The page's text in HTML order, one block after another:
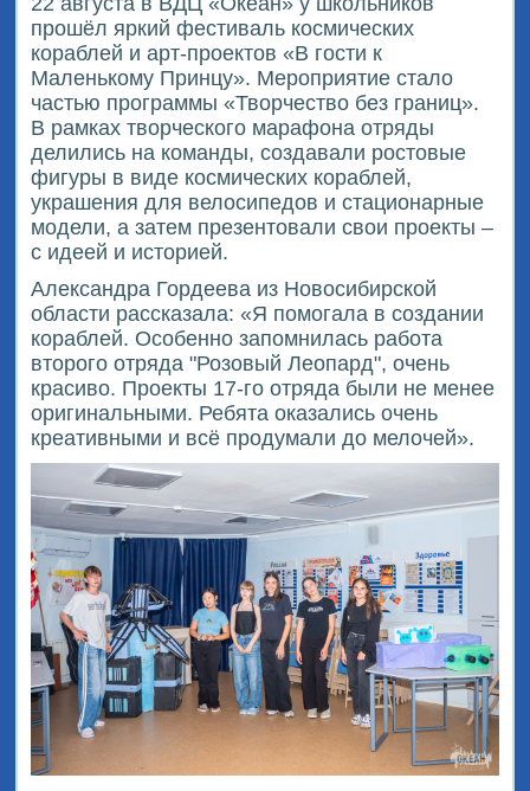
прошёл яркий фестиваль космических
кораблей и арт-проектов «В гости к
Маленькому Принцу». Мероприятие стало
частью программы «Творчество без границ».
В рамках творческого марафона отряды
делились на команды, создавали ростовые
фигуры в виде космических кораблей,
украшения для велосипедов и стационарные
модели, а затем презентовали свои проекты –
с идеей и историей.
Александра Гордеева из Новосибирской
области рассказала: «Я помогала в создании
кораблей. Особенно запомнилась работа
второго отряда "Розовый Леопард", очень
красиво. Проекты 17-го отряда были не менее
оригинальными. Ребята оказались очень
креативными и всё продумали до мелочей».